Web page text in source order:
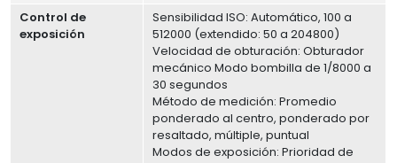
Control de
exposición
Sensibilidad ISO: Automático, 100 a
512000 (extendido: 50 a 204800)
Velocidad de obturación: Obturador
mecánico Modo bombilla de 1/8000 a
30 segundos
Método de medición: Promedio
ponderado al centro, ponderado por
resaltado, múltiple, puntual
Modos de exposición: Prioridad de